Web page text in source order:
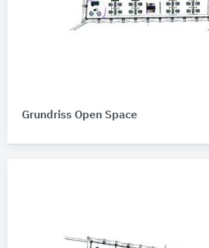
Grundriss Open Space